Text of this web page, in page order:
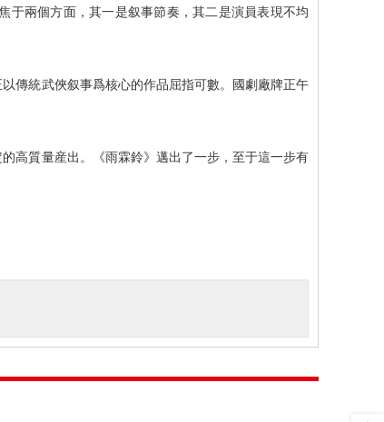
于兩個方面，其一是叙事節奏，其二是演員表現不均
傳統武俠叙事爲核心的作品屈指可數。國劇廠牌正午
高質量産出。《雨霖鈴》邁出了一步，至于這一步有